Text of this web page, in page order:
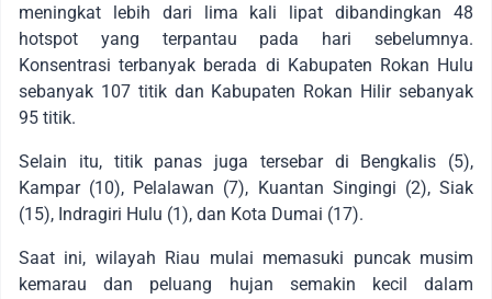
meningkat lebih dari lima kali lipat dibandingkan 48
hotspot yang terpantau pada hari sebelumnya.
Konsentrasi terbanyak berada di Kabupaten Rokan Hulu
sebanyak 107 titik dan Kabupaten Rokan Hilir sebanyak
95 titik.
Selain itu, titik panas juga tersebar di Bengkalis (5),
Kampar (10), Pelalawan (7), Kuantan Singingi (2), Siak
(15), Indragiri Hulu (1), dan Kota Dumai (17).
Saat ini, wilayah Riau mulai memasuki puncak musim
kemarau dan peluang hujan semakin kecil dalam